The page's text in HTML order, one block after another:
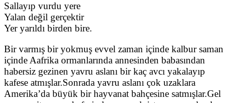
Sallayıp vurdu yere
Yalan değil gerçektir
Yer yarıldı birden bire.
Bir varmış bir yokmuş evvel zaman içinde kalbur saman
içinde Aafrika ormanlarında annesinden babasından
habersiz gezinen yavru aslanı bir kaç avcı yakalayıp
kafese atmışlar.Sonrada yavru aslanı çok uzaklara
Amerika’da büyük bir hayvanat bahçesine satmışlar.Gel